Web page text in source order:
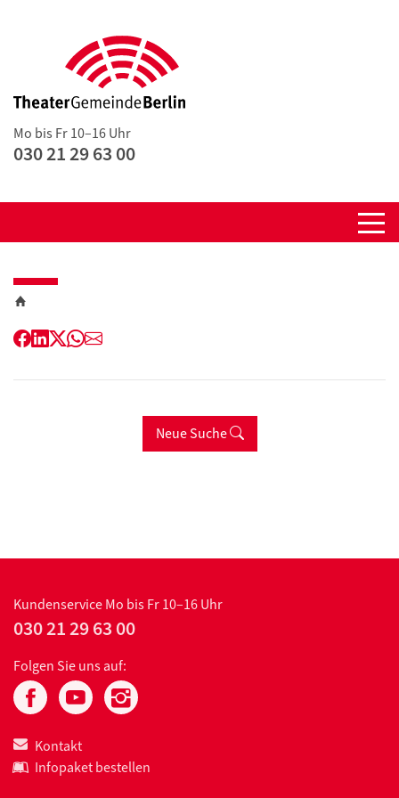
Mo bis Fr 10–16 Uhr
030 21 29 63 00
Facebook
LinkedIn
Twitter
WhatsApp
E-
Neue Suche
KundenserviceMo bis Fr 10–16 Uhr
030 21 29 63 00
Folgen Sie uns auf:
Kontakt
Infopaket bestellen